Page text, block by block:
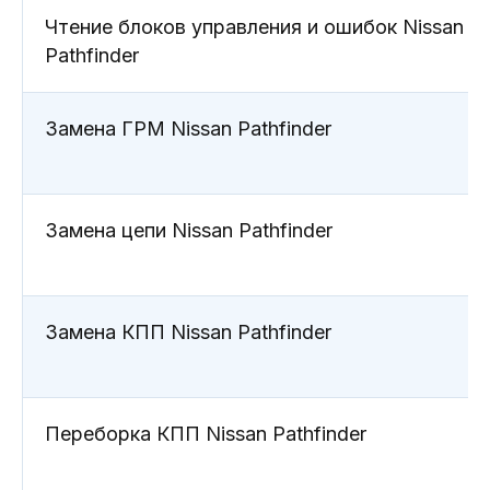
Чтение блоков управления и ошибок Nissan
Pathfinder
Замена ГРМ Nissan Pathfinder
Замена цепи Nissan Pathfinder
Замена КПП Nissan Pathfinder
Переборка КПП Nissan Pathfinder
обслуживание (ТО) Nissan Pathfinder
автомобиля. Своевременное
проведение ТО позволяет
поддерживать оптимальную работу
Периодичность и этапы ТО Nissan
проводить техническое
каждые 15 000 км пробега или раз в